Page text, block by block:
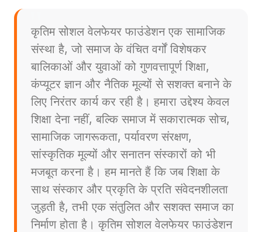
कृतिम सोशल वेलफेयर फाउंडेशन एक सामाजिक
संस्था है, जो समाज के वंचित वर्गों विशेषकर
बालिकाओं और युवाओं को गुणवत्तापूर्ण शिक्षा,
कंप्यूटर ज्ञान और नैतिक मूल्यों से सशक्त बनाने के
लिए निरंतर कार्य कर रही है। हमारा उद्देश्य केवल
शिक्षा देना नहीं, बल्कि समाज में सकारात्मक सोच,
सामाजिक जागरूकता, पर्यावरण संरक्षण,
सांस्कृतिक मूल्यों और सनातन संस्कारों को भी
मजबूत करना है। हम मानते हैं कि जब शिक्षा के
साथ संस्कार और प्रकृति के प्रति संवेदनशीलता
जुड़ती है, तभी एक संतुलित और सशक्त समाज का
निर्माण होता है। कृतिम सोशल वेलफेयर फाउंडेशन